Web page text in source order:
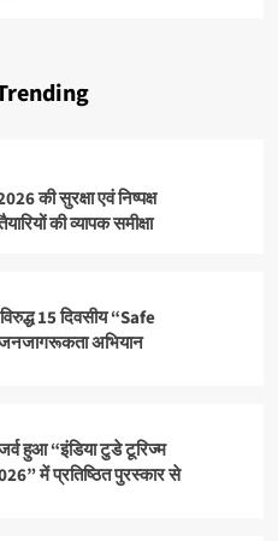
की सुरक्षा एवं निष्पक्ष
की व्यापक समीक्षा
15 दिवसीय “Safe
अभियान
हुआ “इंडिया टुडे टूरिज्म
में प्रतिष्ठित पुरस्कार से